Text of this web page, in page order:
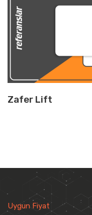
Zafer Lift
Uygun Fiyat